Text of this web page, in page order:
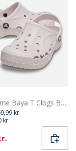
Crocs Børne Baya T Clogs Barely Pink
kr.
kr.